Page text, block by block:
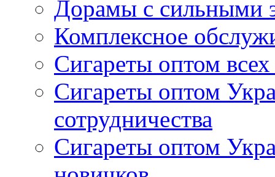
Дорамы с сильными
Комплексное
Сигареты оптом
Сигареты оптом
сотрудничества
Сигареты оптом